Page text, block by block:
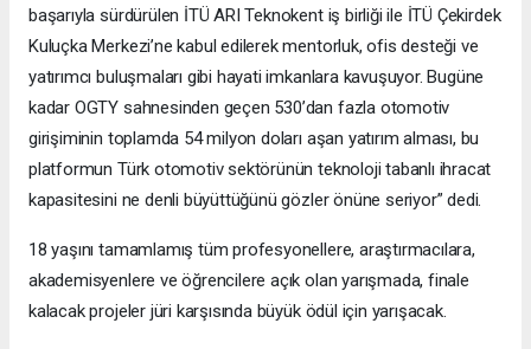
başarıyla sürdürülen İTÜ ARI Teknokent iş birliği ile İTÜ Çekirdek
Kuluçka Merkezi’ne kabul edilerek mentorluk, ofis desteği ve
yatırımcı buluşmaları gibi hayati imkanlara kavuşuyor. Bugüne
kadar OGTY sahnesinden geçen 530’dan fazla otomotiv
girişiminin toplamda 54 milyon doları aşan yatırım alması, bu
platformun Türk otomotiv sektörünün teknoloji tabanlı ihracat
kapasitesini ne denli büyüttüğünü gözler önüne seriyor” dedi.
18 yaşını tamamlamış tüm profesyonellere, araştırmacılara,
akademisyenlere ve öğrencilere açık olan yarışmada, finale
kalacak projeler jüri karşısında büyük ödül için yarışacak.